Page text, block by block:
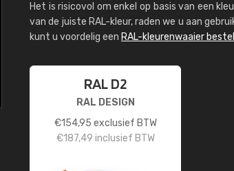
Het is risicovol om enkel op basis van een
van de juiste RAL-kleur, raden we u aan
kunt u voordelig een RAL-kleurenwaaier
RAL D2
RAL DESIGN
€154,95 exclusief BTW
€187,49 inclusief BTW